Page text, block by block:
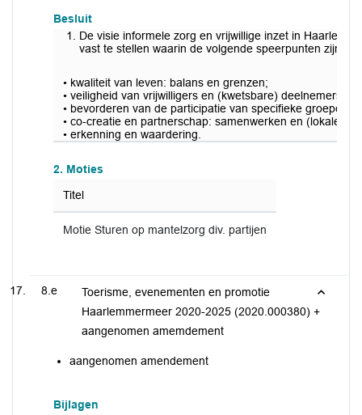
Besluit
De visie informele zorg en vrijwillige inzet in
vast te stellen waarin de volgende speerpunten zijn
• kwaliteit van leven: balans en grenzen;
• veiligheid van vrijwilligers en (kwetsbare) deelnemers;
• bevorderen van de participatie van specifieke groepen;
• co-creatie en partnerschap: samenwerken en (lokale)
• erkenning en waardering.
2. Moties
Titel
Motie Sturen op mantelzorg div. partijen
8.e
Toerisme, evenementen en promotie
Haarlemmermeer 2020-2025 (2020.000380) +
aangenomen amemdement
aangenomen amendement
Bijlagen